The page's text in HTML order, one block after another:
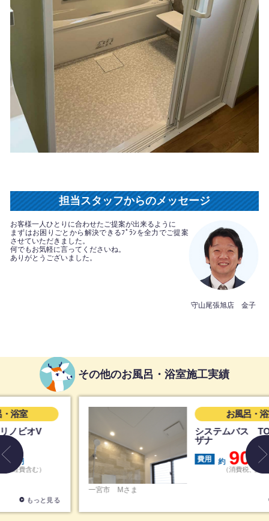
担当スタッフからのメッセージ
お客様一人ひとりに合わせたご提案が出来るように
まずはお困りごとから解決できるﾌﾟﾗﾝを全力でご提案
させていただきました。
何でもお気軽に言ってくださいね。
ありがとうございました。
守山尾張旭店 金子
その他のお風呂・浴室施工実績
お風呂・浴室
システムバス TOTO サ
費用 約 90 万円
（消費税、諸経費含む）